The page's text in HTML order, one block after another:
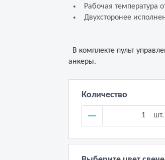
Рабочая температура
Двухсторонее
В комплекте пульт
анкеры.
Количество
шт.